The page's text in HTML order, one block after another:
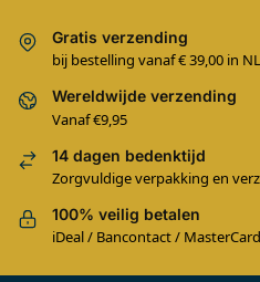
Gratis verzending
bij bestelling vanaf € 39,00 in
Wereldwijde verzending
Vanaf €9,95
14 dagen bedenktijd
Zorgvuldige verpakking en
100% veilig betalen
iDeal / Bancontact /